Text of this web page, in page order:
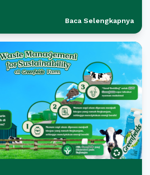
Baca Selengkapnya